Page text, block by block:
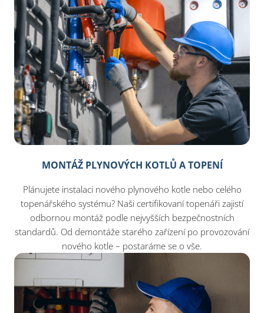
MONTÁŽ PLYNOVÝCH KOTLŮ A TOPENÍ
Plánujete instalaci nového plynového kotle nebo celého
topenářského systému? Naši certifikovaní topenáři zajistí
odbornou montáž podle nejvyšších bezpečnostních
standardů. Od demontáže starého zařízení po provozování
nového kotle – postaráme se o vše.